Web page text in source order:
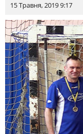
15 Травня, 2019 9:17